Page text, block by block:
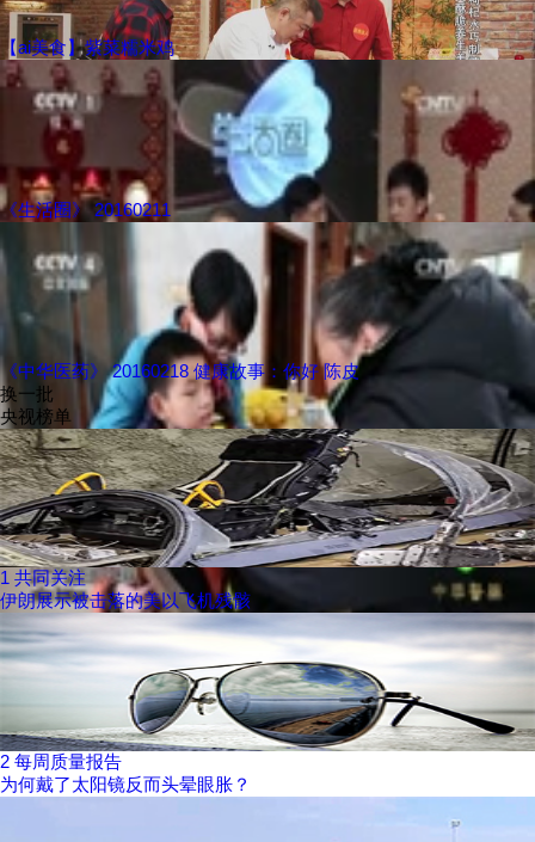
【ai美食】紫菜糯米鸡
《生活圈》 20160211
《中华医药》 20160218 健康故事：你好 陈皮
换一批
央视榜单
1 共同关注
伊朗展示被击落的美以飞机残骸
2 每周质量报告
为何戴了太阳镜反而头晕眼胀？